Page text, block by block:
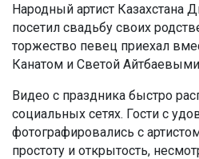
Народный артист Казахстана
посетил свадьбу своих
торжество певец приехал
Канатом и Светой
Видео с праздника быстро
социальных сетях. Гости с
фотографировались с
простоту и открытость,